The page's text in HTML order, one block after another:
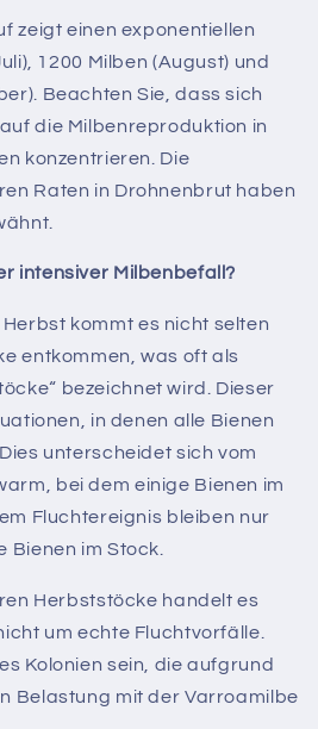
zeigt einen exponentiellen
1200 Milben (August) und
Beachten Sie, dass sich
die Milbenreproduktion in
konzentrieren. Die
Raten in Drohnenbrut haben
intensiver Milbenbefall?
kommt es nicht selten
entkommen, was oft als
bezeichnet wird. Dieser
in denen alle Bienen
unterscheidet sich vom
bei dem einige Bienen im
Fluchtereignis bleiben nur
Bienen im Stock.
Herbststöcke handelt es
um echte Fluchtvorfälle.
Kolonien sein, die aufgrund
Belastung mit der Varroamilbe